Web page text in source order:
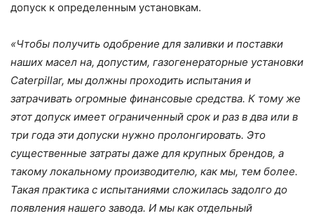
допуск к определенным установкам.
«Чтобы получить одобрение для заливки и поставки
наших масел на, допустим, газогенераторные установки
Caterpillar, мы должны проходить испытания и
затрачивать огромные финансовые средства. К тому же
этот допуск имеет ограниченный срок и раз в два или в
три года эти допуски нужно пролонгировать. Это
существенные затраты даже для крупных брендов, а
такому локальному производителю, как мы, тем более.
Такая практика с испытаниями сложилась задолго до
появления нашего завода. И мы как отдельный